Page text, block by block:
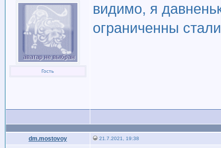
Гость
видимо, я
ограниченны
dm.mostovoy 21.7.2021, 19:38